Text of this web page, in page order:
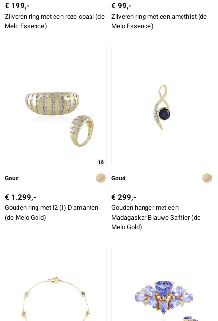
€ 199,-
Zilveren ring met een roze opaal (de
Melo Essence)
€ 99,-
Zilveren ring met een amethist (de
Melo Essence)
18
Goud
€ 1.299,-
Gouden ring met I2 (I) Diamanten
(de Melo Gold)
Goud
€ 299,-
Gouden hanger met een
Madagaskar Blauwe Saffier (de
Melo Gold)